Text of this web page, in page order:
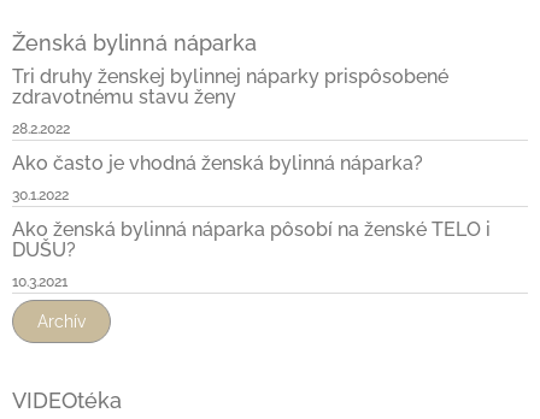
Ženská bylinná náparka
Tri druhy ženskej bylinnej náparky prispôsobené
zdravotnému stavu ženy
28.2.2022
Ako často je vhodná ženská bylinná náparka?
30.1.2022
Ako ženská bylinná náparka pôsobí na ženské TELO i
DUŠU?
10.3.2021
Archív
VIDEOtéka